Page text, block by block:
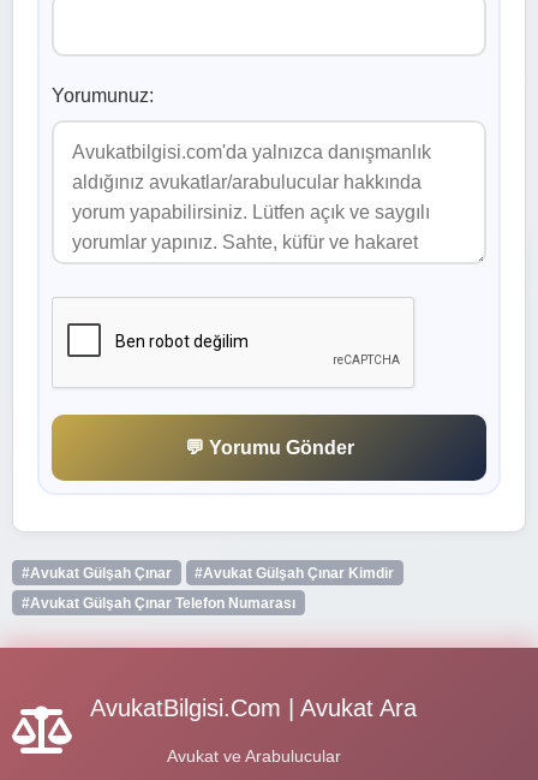
Yorumunuz:
💬 Yorumu Gönder
#Avukat Gülşah Çınar
#Avukat Gülşah Çınar Kimdir
#Avukat Gülşah Çınar Telefon Numarası
AvukatBilgisi.Com | Avukat Ara
Avukat ve Arabulucular